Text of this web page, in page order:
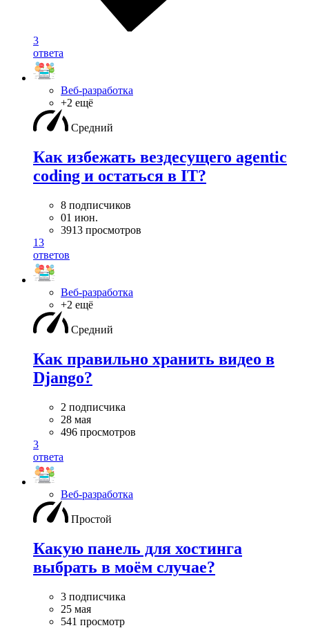
3
ответа
Веб-разработка
+2 ещё
Средний
Как избежать вездесущего agentic
coding и остаться в IT?
8 подписчиков
01 июн.
3913 просмотров
13
ответов
Веб-разработка
+2 ещё
Средний
Как правильно хранить видео в
Django?
2 подписчика
28 мая
496 просмотров
3
ответа
Веб-разработка
Простой
Какую панель для хостинга
выбрать в моём случае?
3 подписчика
25 мая
541 просмотр